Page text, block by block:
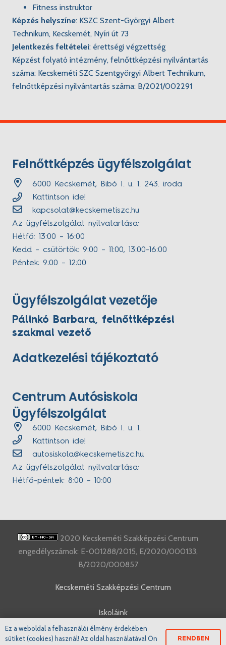
Fitness instruktor
Képzés helyszíne: KSZC Szent-Györgyi Albert
Technikum, Kecskemét, Nyíri út 73
Jelentkezés feltételei: érettségi végzettség
Képzést folyató intézmény, felnőttképzési nyilvántartás
száma: Kecskeméti SZC Szentgyörgyi Albert Technikum,
felnőttképzési nyilvántartás száma: B/2021/002291
Felnőttképzés ügyfélszolgálat
6000 Kecskemét, Bibó I. u. 1. 243. iroda
Kattintson ide!
kapcsolat@kecskemetiszc.hu
Az ügyfélszolgálat nyitvatartása:
Hétfő: 13:00 – 16:00
Kedd – csütörtök: 9:00 – 11:00, 13:00-16:00
Péntek: 9:00 – 12:00
Ügyfélszolgálat vezetője
Pálinkó Barbara, felnőttképzési
szakmai vezető
Adatkezelési tájékoztató
Centrum Autósiskola
Ügyfélszolgálat
6000 Kecskemét, Bibó I. u. 1.
Kattintson ide!
autosiskola@kecskemetiszc.hu
Az ügyfélszolgálat nyitvatartása:
Hétfő-péntek: 8:00 – 10:00
2020 Kecskeméti Szakképzési Centrum
engedélyszámok: E-001288/2015, E/2020/000133,
B/2020/000857
Kecskeméti Szakképzési Centrum
Iskoláink
www.ifka.hu
Ez a weboldal a felhasználói élmény érdekében
sütiket (cookies) használ! Az oldal használatával Ön
RENDBEN